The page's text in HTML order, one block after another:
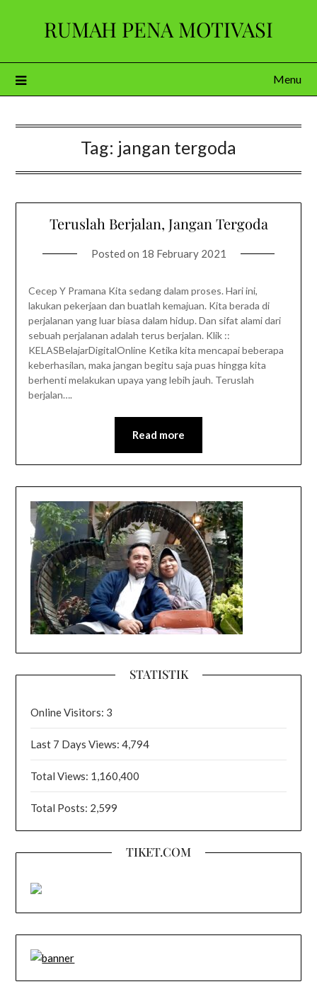
RUMAH PENA MOTIVASI
Menu
Tag: jangan tergoda
Teruslah Berjalan, Jangan Tergoda
Posted on 18 February 2021
Cecep Y Pramana Kita sedang dalam proses. Hari ini,
lakukan pekerjaan dan buatlah kemajuan. Kita berada di
perjalanan yang luar biasa dalam hidup. Dan sifat alami dari
sebuah perjalanan adalah terus berjalan. Klik ::
KELASBelajarDigitalOnline Ketika kita mencapai beberapa
keberhasilan, maka jangan begitu saja puas hingga kita
berhenti melakukan upaya yang lebih jauh. Teruslah
berjalan….
Read more
STATISTIK
Online Visitors: 3
Last 7 Days Views:4,794
Total Views: 1,160,400
Total Posts: 2,599
TIKET.COM